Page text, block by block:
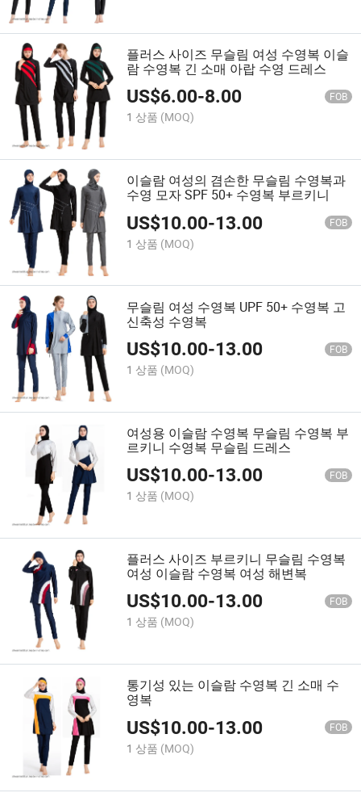
플러스 사이즈 무슬림 여성 수영복 이슬
람 수영복 긴 소매 아랍 수영 드레스
US$6.00-8.00 FOB
1 상품 (MOQ)
이슬람 여성의 겸손한 무슬림 수영복과
수영 모자 SPF 50+ 수영복 부르키니
US$10.00-13.00 FOB
1 상품 (MOQ)
무슬림 여성 수영복 UPF 50+ 수영복 고
신축성 수영복
US$10.00-13.00 FOB
1 상품 (MOQ)
여성용 이슬람 수영복 무슬림 수영복 부
르키니 수영복 무슬림 드레스
US$10.00-13.00 FOB
1 상품 (MOQ)
플러스 사이즈 부르키니 무슬림 수영복
여성 이슬람 수영복 여성 해변복
US$10.00-13.00 FOB
1 상품 (MOQ)
통기성 있는 이슬람 수영복 긴 소매 수
영복
US$10.00-13.00 FOB
1 상품 (MOQ)